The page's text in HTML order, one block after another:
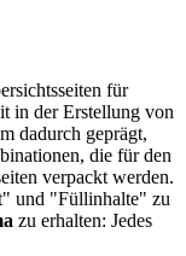
für
in der Erstellung von
dadurch geprägt,
die für den
verpackt werden.
und "Füllinhalte" zu
zu erhalten: Jedes